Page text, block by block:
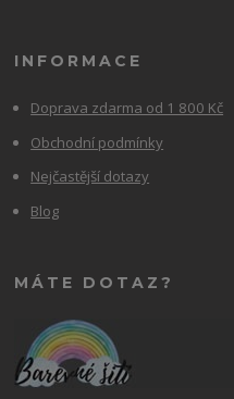
INFORMACE
Doprava zdarma od 1 800 Kč
Obchodní podmínky
Nejčastější dotazy
Blog
MÁTE DOTAZ?